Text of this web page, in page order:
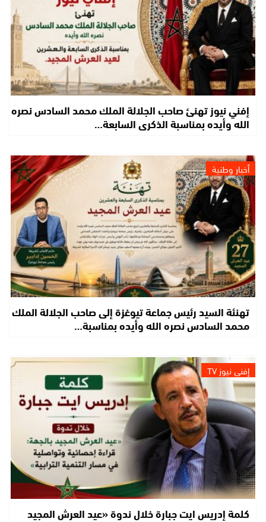
إفني نيوز تهنئ صاحب الجلالة الملك محمد السادس نصره
الله وأيده بمناسبة الذكرى السابعة…
أخبار وطنية
تهنئة السيد رئيس جماعة تيوغزة إلى صاحب الجلالة الملك
محمد السادس نصره الله وأيده بمناسبة…
إفني نيوز TV
كلمة إدريس ايت جبارة خلال ندوة «عيد العرش المجيد